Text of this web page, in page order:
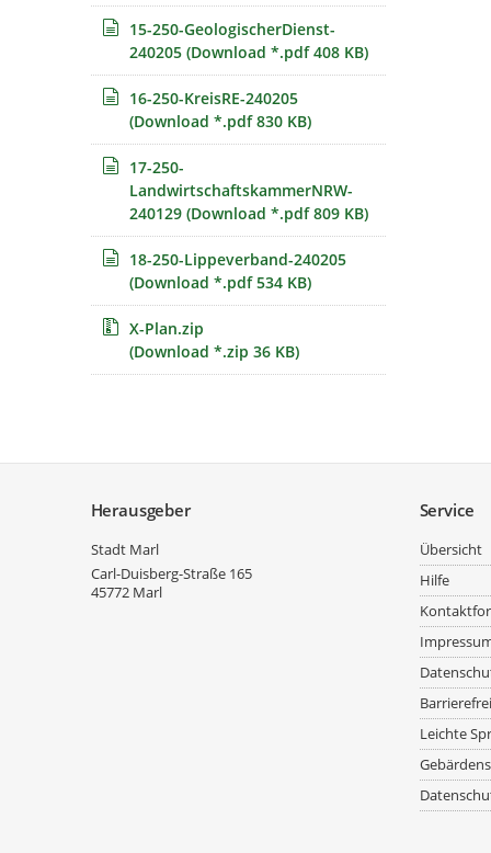
15-250-GeologischerDienst-
240205 (Download *.pdf 408 KB)
16-250-KreisRE-240205
(Download *.pdf 830 KB)
17-250-
LandwirtschaftskammerNRW-
240129 (Download *.pdf 809 KB)
18-250-Lippeverband-240205
(Download *.pdf 534 KB)
X-Plan.zip
(Download *.zip 36 KB)
Herausgeber
Stadt Marl
Carl-Duisberg-Straße 165
45772 Marl
Service
Übersicht
Hilfe
Leichte